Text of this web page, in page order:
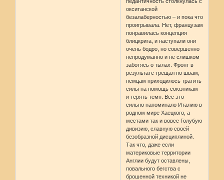
окситанской
безалаберностью – и пока что
проигрывала. Нет, французам
понравилась концепция
блицкрига, и наступали они
очень бодро, но совершенно
непродуманно и не слишком
заботясь о тылах. Фронт в
результате трещал по швам,
немцам приходилось тратить
силы на помощь союзникам –
и терять темп. Все это
сильно напоминало Италию в
родном мире Хаецкого, а
местами так и вовсе Голубую
дивизию, славную своей
безобразной дисциплиной.
Так что, даже если
материковые территории
Англии будут оставлены,
повального бегства с
брошенной техникой не